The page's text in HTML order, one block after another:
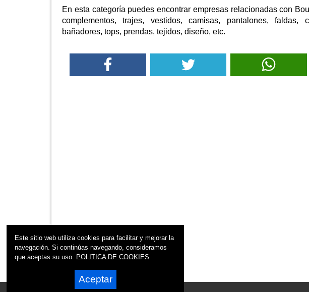
En esta categoría puedes encontrar empresas relacionadas con
complementos, trajes, vestidos, camisas, pantalones, faldas,
bañadores, tops, prendas, tejidos, diseño, etc.
Este sitio web utiliza cookies para facilitar y mejorar la
navegación. Si continúas navegando, consideramos
que aceptas su uso. POLITICA DE COOKIES
Aceptar